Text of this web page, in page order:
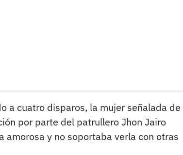
a cuatro disparos, la mujer señalada de
por parte del patrullero Jhon Jairo
y no soportaba verla con otras